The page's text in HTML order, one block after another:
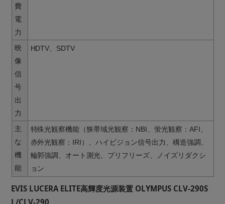
費
電
力
映
像
信
号
出
力
HDTV、SDTV
主
な
機
能
特殊光観察機能（狭帯域光観察：NBI、蛍光観察：AFI、
赤外光観察：IRI）、ハイビジョン信号出力、構造強調、
輪郭強調、オート測光、プリフリーズ、ノイズリダクシ
ョン
EVIS LUCERA ELITE高輝度光源装置 OLYMPUS CLV-290S